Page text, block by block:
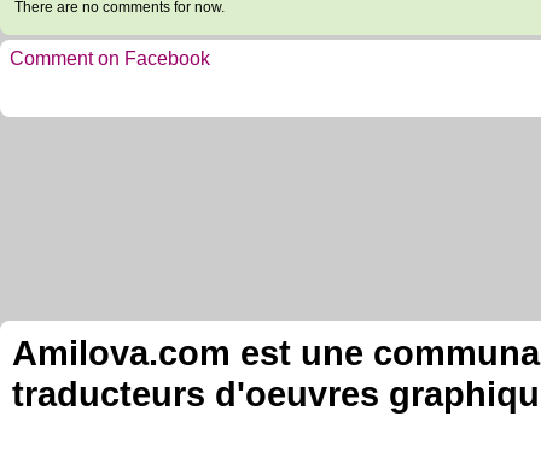
There are no comments for now.
Comment on Facebook
Amilova.com est une
traducteurs d'oeuvres